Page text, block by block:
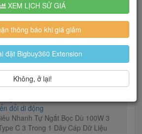
Tìm kiếm
tâm đến 🔥...
Thoại & Phụ Kiện
đổi di động
Nhanh Tự Ngắt Bọc Dù 100W 3
C 3 Trong 1 Dây Cáp Dữ Liệu
XEM LỊCH SỬ GIÁ
thông báo khi giá giảm
đặt Bigbuy360 Extension
Không, ở lại!